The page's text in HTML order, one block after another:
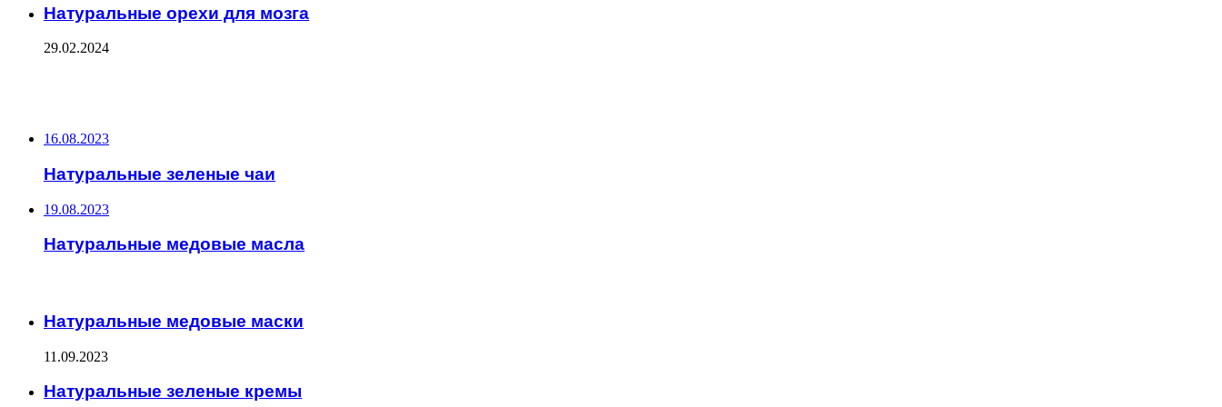
Натуральные орехи для мозга
29.02.2024
16.08.2023
Натуральные зеленые чаи
19.08.2023
Натуральные медовые масла
Натуральные медовые маски
11.09.2023
Натуральные зеленые кремы